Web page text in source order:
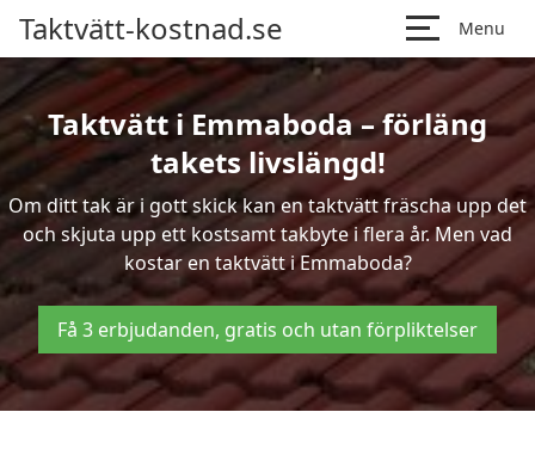
Taktvätt-kostnad.se Menu
Taktvätt i Emmaboda – förläng
takets livslängd!
Om ditt tak är i gott skick kan en taktvätt fräscha upp det
och skjuta upp ett kostsamt takbyte i flera år. Men vad
kostar en taktvätt i Emmaboda?
Få 3 erbjudanden, gratis och utan förpliktelser